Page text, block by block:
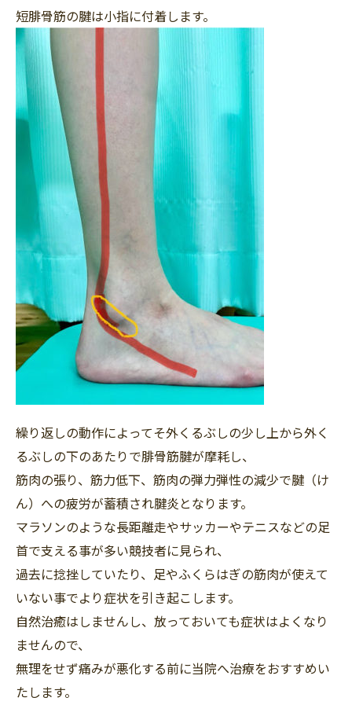
短腓骨筋の腱は小指に付着します。
繰り返しの動作によってそ外くるぶしの少し上から外く
るぶしの下のあたりで腓骨筋腱が摩耗し、
筋肉の張り、筋力低下、筋肉の弾力弾性の減少で腱（け
ん）への疲労が蓄積され腱炎となります。
マラソンのような長距離走やサッカーやテニスなどの足
首で支える事が多い競技者に見られ、
過去に捻挫していたり、足やふくらはぎの筋肉が使えて
いない事でより症状を引き起こします。
自然治癒はしませんし、放っておいても症状はよくなり
ませんので、
無理をせず痛みが悪化する前に当院へ治療をおすすめい
たします。